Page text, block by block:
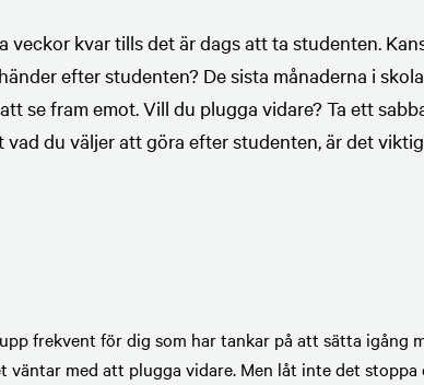
kvar tills det är dags att ta studenten.
efter studenten? De sista månaderna i
se fram emot. Vill du plugga vidare? Ta ett
du väljer att göra efter studenten, är det
frekvent för dig som har tankar på att sätta igång
med att plugga vidare. Men låt inte det